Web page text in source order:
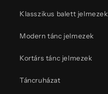
Klasszikus balett jelmezek
Modern tánc jelmezek
Kortárs tánc jelmezek
Táncruházat